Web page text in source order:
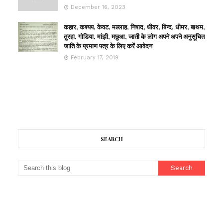
December 16, 2023
कहार, कश्यप, केवट, मल्लाह, निषाद, धीवर, बिन्द, धीमर, बाथम,
तुरहा, गोडिया, मांझी, मछुआ, जाती के लोग अपने अपने अनुसूचित
जाति के प्रमाण पत्र के लिए करें आवेदन
February 17, 2019
SEARCH